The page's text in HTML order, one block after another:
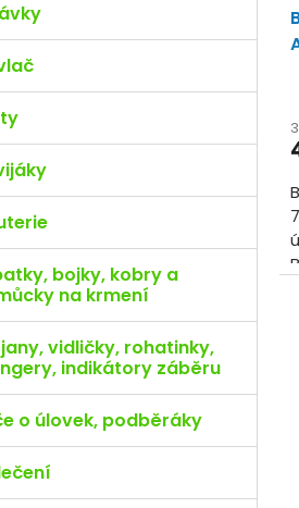
bojky, kobry a
na krmení
vidličky, rohatinky,
indikátory záběru
o úlovek, podběráky